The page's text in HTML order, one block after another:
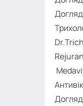
Rejuran